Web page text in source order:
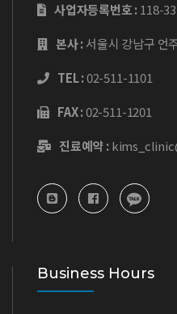
사업자등록번호 :118-
본사 :서울시 강남구 언
TEL :02-511-1101
FAX :02-511-1201
진료예약 :
Business Hours